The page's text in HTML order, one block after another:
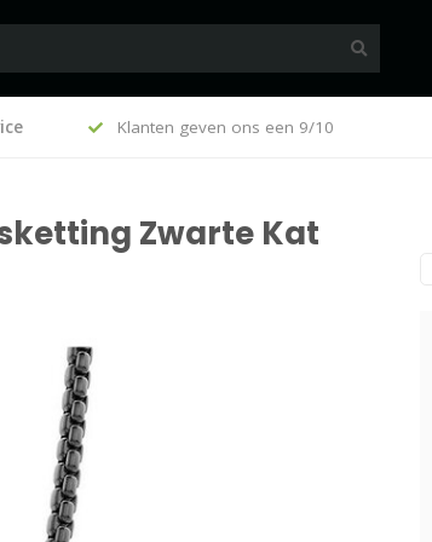
Klanten geven ons een 9/10
Zwarte Kat